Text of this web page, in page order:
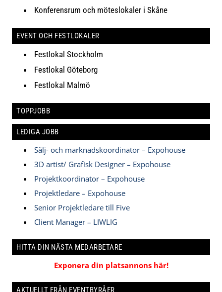
Konferensrum och möteslokaler i Skåne
EVENT OCH FESTLOKALER
Festlokal Stockholm
Festlokal Göteborg
Festlokal Malmö
TOPPJOBB
LEDIGA JOBB
Sälj- och marknadskoordinator – Expohouse
3D artist/ Grafisk Designer – Expohouse
Projektkoordinator – Expohouse
Projektledare – Expohouse
Senior Projektledare till Five
Client Manager – LIWLIG
HITTA DIN NÄSTA MEDARBETARE
Exponera din platsannons här!
AKTUELLT FRÅN EVENTBYRÅER